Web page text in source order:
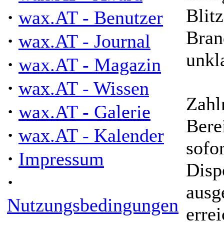
· wax.AT - Benutzer
· wax.AT - Journal
· wax.AT - Magazin
· wax.AT - Wissen
· wax.AT - Galerie
· wax.AT - Kalender
· Impressum
·
Nutzungsbedingungen